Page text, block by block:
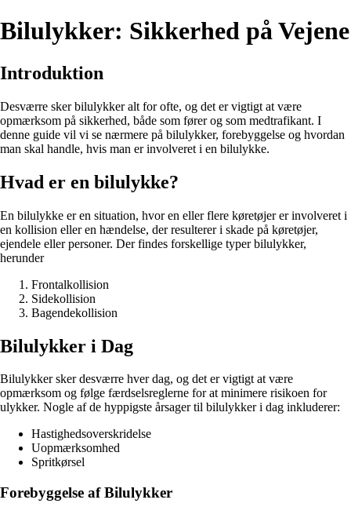
Bilulykker: Sikkerhed på Vejene
Introduktion
Desværre sker bilulykker alt for ofte, og det er vigtigt at være
opmærksom på sikkerhed, både som fører og som medtrafikant. I
denne guide vil vi se nærmere på bilulykker, forebyggelse og hvordan
man skal handle, hvis man er involveret i en bilulykke.
Hvad er en bilulykke?
En bilulykke er en situation, hvor en eller flere køretøjer er involveret i
en kollision eller en hændelse, der resulterer i skade på køretøjer,
ejendele eller personer. Der findes forskellige typer bilulykker,
herunder
Frontalkollision
Sidekollision
Bagendekollision
Bilulykker i Dag
Bilulykker sker desværre hver dag, og det er vigtigt at være
opmærksom og følge færdselsreglerne for at minimere risikoen for
ulykker. Nogle af de hyppigste årsager til bilulykker i dag inkluderer:
Hastighedsoverskridelse
Uopmærksomhed
Spritkørsel
Forebyggelse af Bilulykker